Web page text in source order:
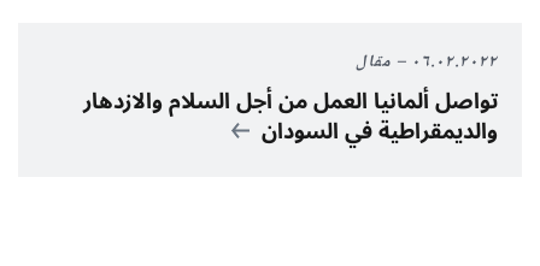
٠٦.٠٢.٢٠٢٢ مقال
تواصل ألمانيا العمل من أجل السلام والازدهار
والديمقراطية في السودان